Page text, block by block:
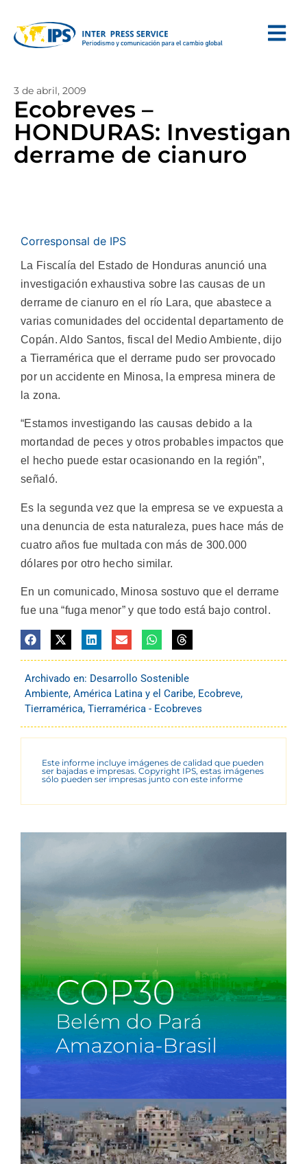
3 de abril, 2009
Ecobreves –
HONDURAS: Investigan
derrame de cianuro
Corresponsal de IPS
La Fiscalía del Estado de Honduras anunció una
investigación exhaustiva sobre las causas de un
derrame de cianuro en el río Lara, que abastece a
varias comunidades del occidental departamento de
Copán.Aldo Santos, fiscal del Medio Ambiente, dijo
a Tierramérica que el derrame pudo ser provocado
por un accidente en Minosa, la empresa minera de
la zona.
“Estamos investigando las causas debido a la
mortandad de peces y otros probables impactos que
el hecho puede estar ocasionando en la región”,
señaló.
Es la segunda vez que la empresa se ve expuesta a
una denuncia de esta naturaleza, pues hace más de
cuatro años fue multada con más de 300.000
dólares por otro hecho similar.
En un comunicado, Minosa sostuvo que el derrame
fue una “fuga menor” y que todo está bajo control.
Archivado en: Desarrollo Sostenible
Ambiente, América Latina y el Caribe, Ecobreve,
Tierramérica, Tierramérica - Ecobreves
Este informe incluye imágenes de calidad que pueden
ser bajadas e impresas. Copyright IPS, estas imágenes
sólo pueden ser impresas junto con este informe